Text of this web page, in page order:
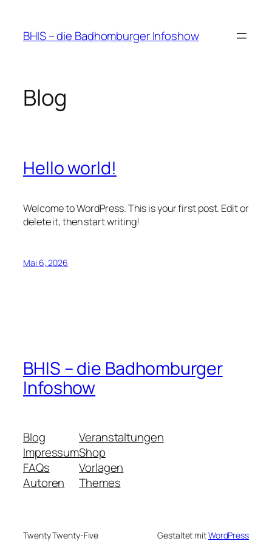
springen
BHIS – die Badhomburger Infoshow
Blog
Hello world!
Welcome to WordPress. This is your first post. Edit or
delete it, then start writing!
Mai 6, 2026
BHIS – die Badhomburger
Infoshow
Blog
Impressum
FAQs
Autoren
Veranstaltungen
Shop
Vorlagen
Themes
Twenty Twenty-Five Gestaltet mitWordPress